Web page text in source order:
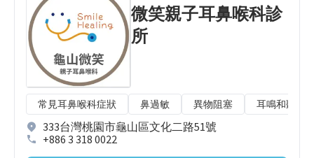
微笑親子耳鼻喉科診
所
常見耳鼻喉科症狀 鼻過敏 異物阻塞 耳鳴和聽力
333台灣桃園市龜山區文化二路51號
+886 3 318 0022